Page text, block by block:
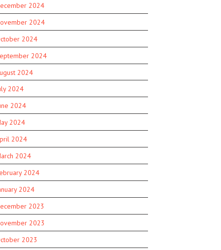
2024
2024
2024
2024
2024
2024
2024
2024
2024
2024
2024
2024
2023
2023
2023